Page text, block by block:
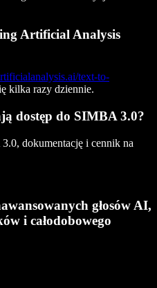
Artificial Analysis
text-to-
kilka razy dziennie.
dostęp do SIMBA 3.0?
dokumentację i cennik na
głosów AI,
i całodobowego